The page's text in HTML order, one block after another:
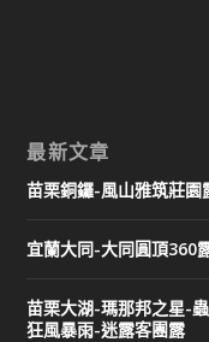
最新文章
苗栗銅鑼-風山雅筑莊
宜蘭大同-大同圓頂360
苗栗大湖-瑪那邦之星-
狂風暴雨-迷露客團露